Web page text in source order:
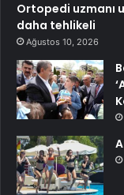
Ortopedi uzmanı
daha tehlikeli
Ağustos 10, 2026